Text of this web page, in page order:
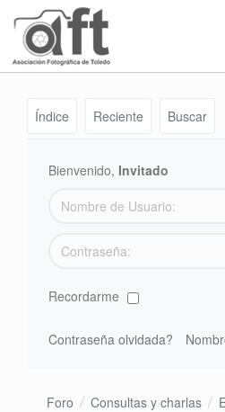
Índice Reciente Buscar
Bienvenido, Invitado
Recordarme
Contraseña olvidada?
Foro Consultas y charlas